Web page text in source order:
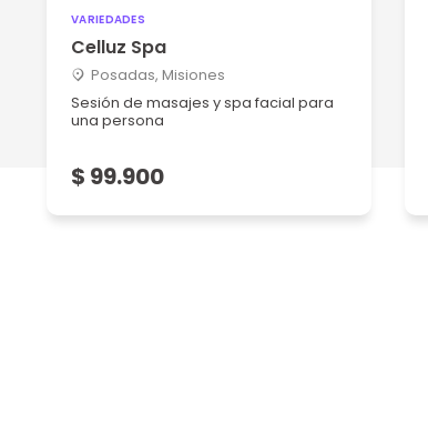
VARIEDADES
Celluz Spa
Posadas, Misiones
Sesión de masajes y spa facial para
una persona
$ 99.900